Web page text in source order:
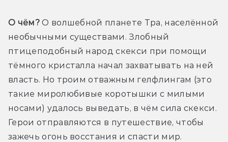
О чём? О волшебной планете Тра, населённой
необычными существами. Злобный
птицеподобный народ скекси при помощи
тёмного кристалла начал захватывать на ней
власть. Но троим отважным гелфлингам (это
такие миролюбивые коротышки с милыми
носами) удалось выведать, в чём сила скекси.
Герои отправляются в путешествие, чтобы
зажечь огонь восстания и спасти мир.